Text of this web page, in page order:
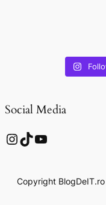
Social Media
InstagramTikTok YouTube
Copyright